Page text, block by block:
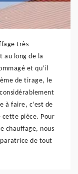
très
au long de la
et qu’il
de tirage, le
à faire, c’est de
cette pièce. Pour
chauffage, nous
de tout